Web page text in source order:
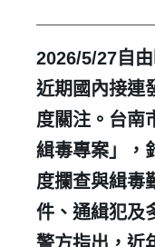
2026/5/27 自
近期國內接連
度關注。台南
緝毒專案」，
度攔查與緝毒
件、通緝犯及